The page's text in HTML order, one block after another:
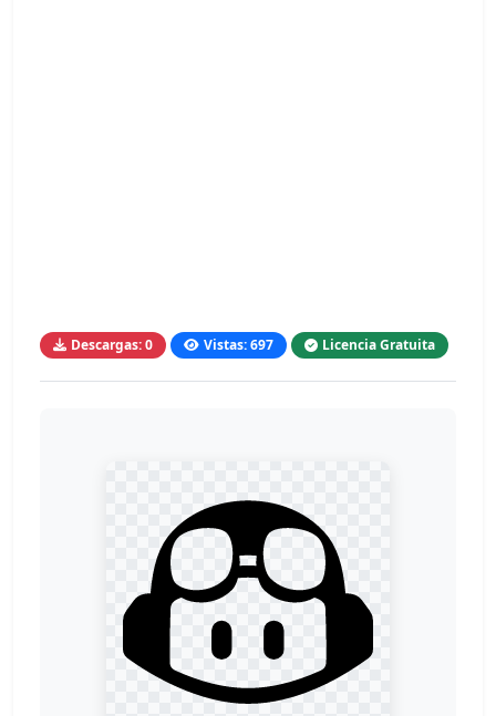
Descargas: 0 Vistas: 697 Licencia Gratuita